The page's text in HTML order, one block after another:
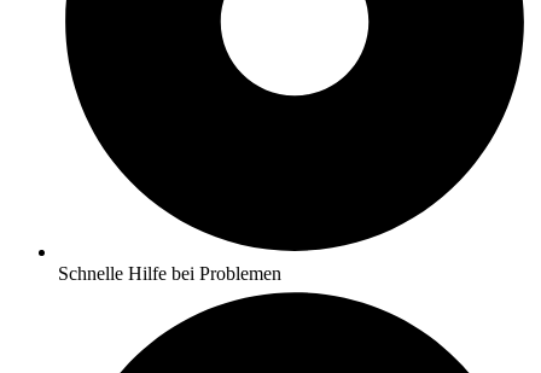
Schnelle Hilfe bei Problemen